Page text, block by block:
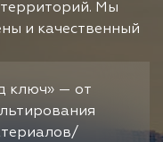
Мы
и качественный
ключ» — от